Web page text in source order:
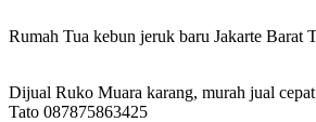
Rumah Tua kebun jeruk baru Jakarte Barat
Dijual Ruko Muara karang, murah jual
Tato 087875863425